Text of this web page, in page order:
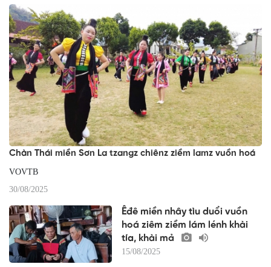
Chàn Thái miền Sơn La tzangz chiênz ziềm lamz vuồn hoá
VOVTB
30/08/2025
Êđê miền nhây tìu duổi vuồn
hoá ziêm ziềm lám lénh khài
tía, khài mả
15/08/2025